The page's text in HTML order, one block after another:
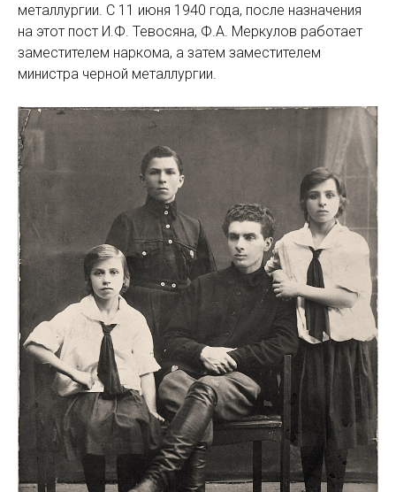
металлургии. С 11 июня 1940 года, после назначения
на этот пост И.Ф. Тевосяна, Ф.А. Меркулов работает
заместителем наркома, а затем заместителем
министра черной металлургии.